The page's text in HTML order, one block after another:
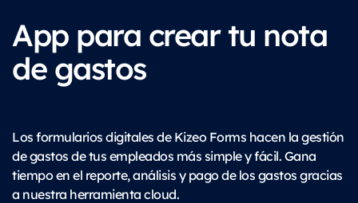
App para crear tu nota
de gastos
Los formularios digitales de Kizeo Forms hacen la gestión
de gastos de tus empleados más simple y fácil. Gana
tiempo en el reporte, análisis y pago de los gastos gracias
a nuestra herramienta cloud.